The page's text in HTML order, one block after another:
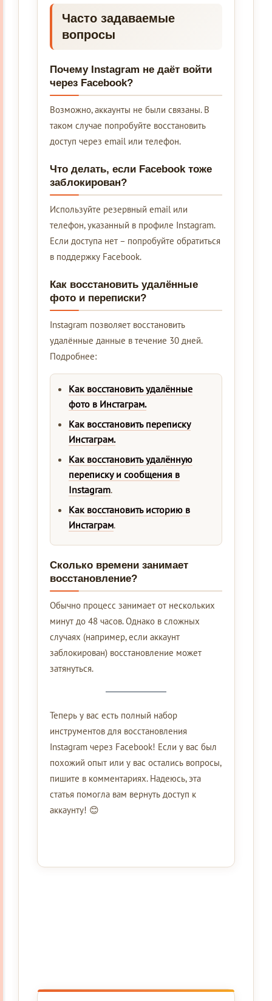
Часто задаваемые
вопросы
Почему Instagram не даёт войти
через Facebook?
Возможно, аккаунты не были связаны. В
таком случае попробуйте восстановить
доступ через email или телефон.
Что делать, если Facebook тоже
заблокирован?
Используйте резервный email или
телефон, указанный в профиле Instagram.
Если доступа нет – попробуйте обратиться
в поддержку Facebook.
Как восстановить удалённые
фото и переписки?
Instagram позволяет восстановить
удалённые данные в течение 30 дней.
Подробнее:
Как восстановить удалённые
фото в Инстаграм.
Как восстановить переписку
Инстаграм.
Как восстановить удалённую
переписку и сообщения в
Instagram.
Как восстановить историю в
Инстаграм.
Сколько времени занимает
восстановление?
Обычно процесс занимает от нескольких
минут до 48 часов. Однако в сложных
случаях (например, если аккаунт
заблокирован) восстановление может
затянуться.
Теперь у вас есть полный набор
инструментов для восстановления
Instagram через Facebook! Если у вас был
похожий опыт или у вас остались вопросы,
пишите в комментариях. Надеюсь, эта
статья помогла вам вернуть доступ к
аккаунту! 😊